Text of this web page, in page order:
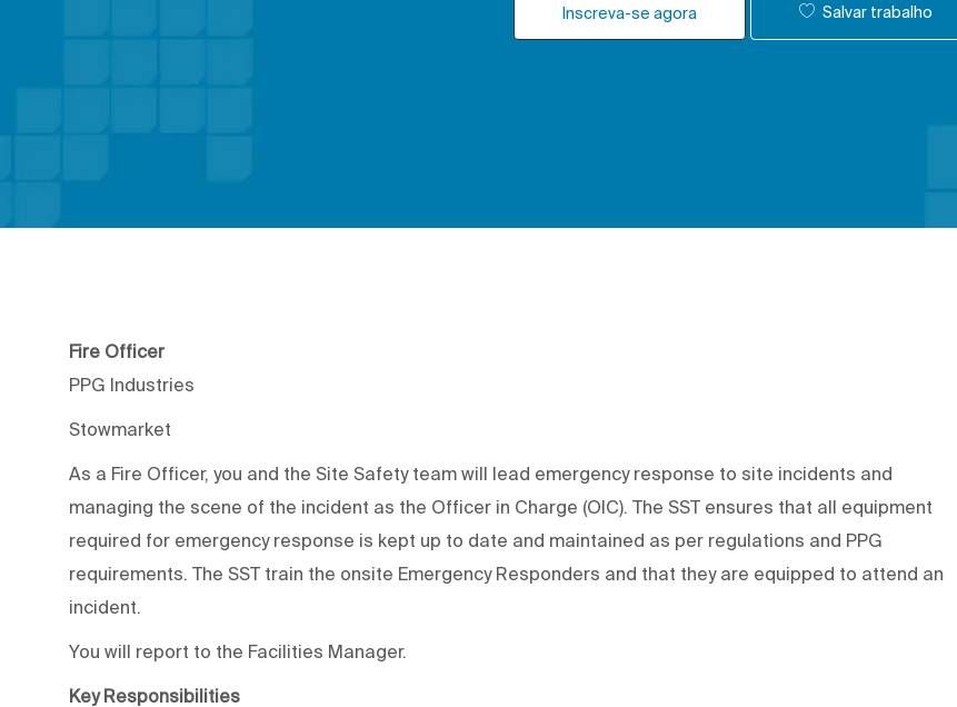
Inscreva-se agora Salvar trabalho
Fire Officer
PPG Industries
Stowmarket
As a Fire Officer, you and the Site Safety team will lead emergency response to site incidents and
managing the scene of the incident as the Officer in Charge (OIC). The SST ensures that all equipment
required for emergency response is kept up to date and maintained as per regulations and PPG
requirements. The SST train the onsite Emergency Responders and that they are equipped to attend an
incident.
You will report to the Facilities Manager.
Key Responsibilities